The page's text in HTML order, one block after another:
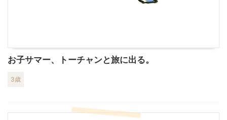
お子サマー、トーチャンと旅に出る。
3歳